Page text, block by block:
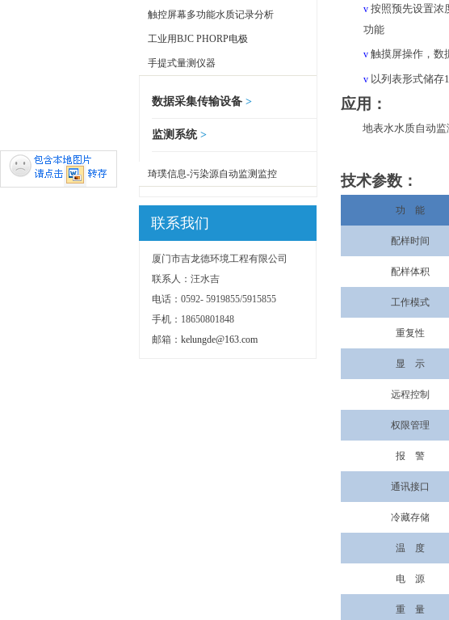
触控屏幕多功能水质记录分析
工业用BJC PHORP电极
手提式量测仪器
数据采集传输设备 >
监测系统 >
琦璞信息-污染源自动监测监控
联系我们
厦门市吉龙德环境工程有限公司
联系人：汪水吉
电话：0592- 5919855/5915855
手机：18650801848
邮箱： kelungde@163.com
v 按照预先设置浓
功能
v 触摸屏操作 ，
v 以列表形式储存
应用：
地表水水质自动
技术参数：
功 能
配样时间
配样体积
工作模式
重复性
显 示
远程控制
权限管理
报 警
通讯接口
冷藏存储
温 度
电 源
重 量